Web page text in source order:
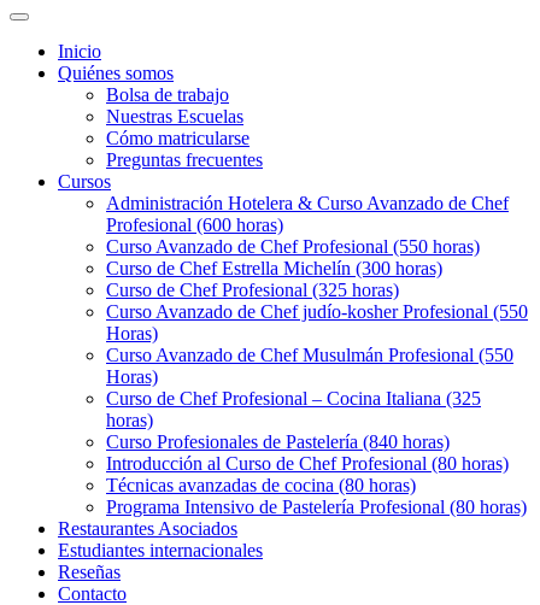
Inicio
Quiénes somos
Bolsa de trabajo
Nuestras Escuelas
Cómo matricularse
Preguntas frecuentes
Cursos
Administración Hotelera & Curso Avanzado de Chef
Profesional (600 horas)
Curso Avanzado de Chef Profesional (550 horas)
Curso de Chef Estrella Michelín (300 horas)
Curso de Chef Profesional (325 horas)
Curso Avanzado de Chef judío-kosher Profesional (550
Horas)
Curso Avanzado de Chef Musulmán Profesional (550
Horas)
Curso de Chef Profesional – Cocina Italiana (325
horas)
Curso Profesionales de Pastelería (840 horas)
Introducción al Curso de Chef Profesional (80 horas)
Técnicas avanzadas de cocina (80 horas)
Programa Intensivo de Pastelería Profesional (80 horas)
Restaurantes Asociados
Estudiantes internacionales
Reseñas
Contacto